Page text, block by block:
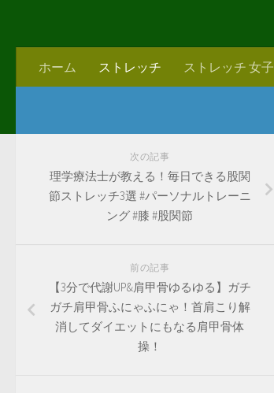
ホーム ストレッチ ストレッチ 女子
次の記事
理学療法士が教える！毎日できる股関
節ストレッチ3選 #パーソナルトレーニ
ング #膝 #股関節
前の記事
【3分で代謝UP&肩甲骨ゆるゆる】ガチ
ガチ肩甲骨ふにゃふにゃ！首肩こり解
消してダイエットにもなる肩甲骨体
操！